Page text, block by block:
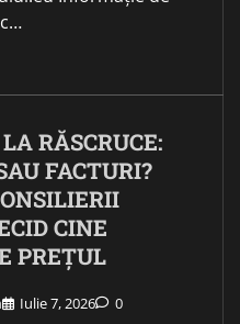
RĂSCRUCE:
FACTURI?
CINE
PREȚUL
Iulie 7, 2026 0